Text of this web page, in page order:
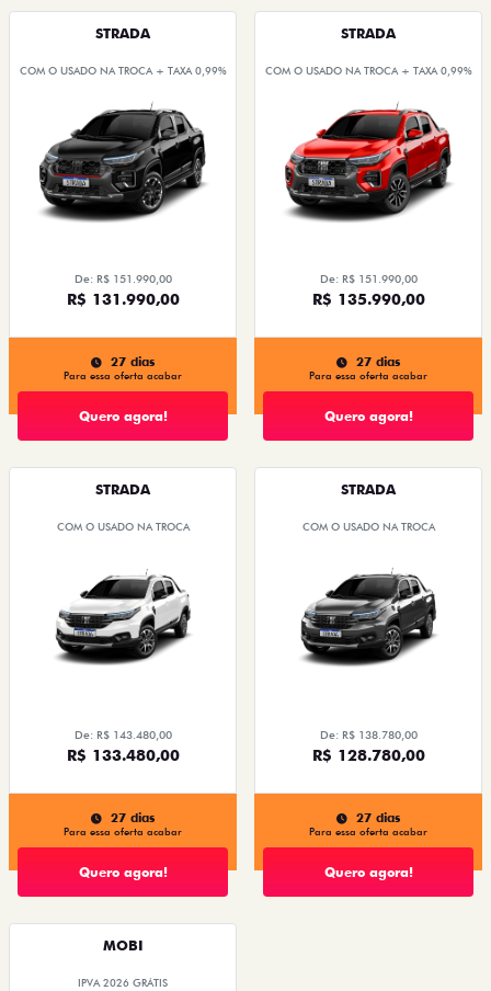
STRADA
COM O USADO NA TROCA + TAXA 0,99%
De: R$ 151.990,00
R$ 131.990,00
27 dias
Para essa oferta acabar
Quero agora!
STRADA
COM O USADO NA TROCA + TAXA 0,99%
De: R$ 151.990,00
R$ 135.990,00
27 dias
Para essa oferta acabar
Quero agora!
STRADA
COM O USADO NA TROCA
De: R$ 143.480,00
R$ 133.480,00
27 dias
Para essa oferta acabar
Quero agora!
STRADA
COM O USADO NA TROCA
De: R$ 138.780,00
R$ 128.780,00
27 dias
Para essa oferta acabar
Quero agora!
MOBI
IPVA 2026 GRÁTIS